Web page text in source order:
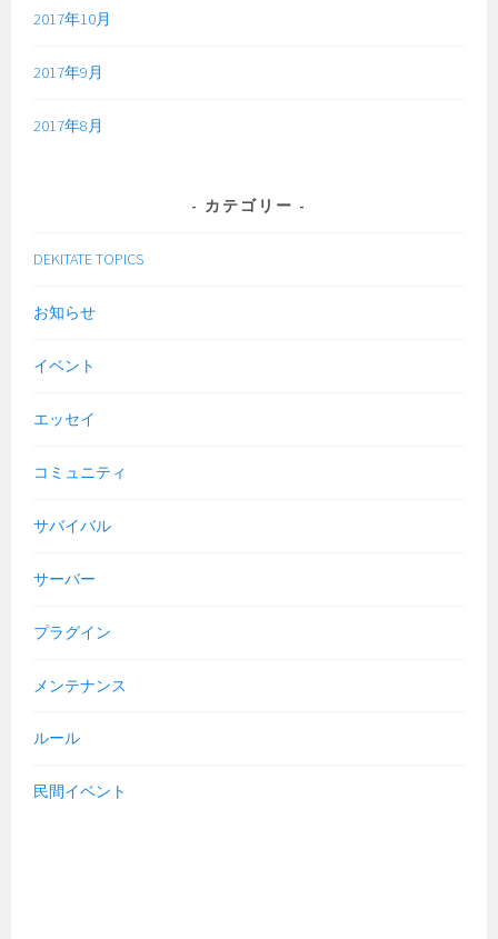
2017年10月
2017年9月
2017年8月
カテゴリー
DEKITATE TOPICS
お知らせ
イベント
エッセイ
コミュニティ
サバイバル
サーバー
プラグイン
メンテナンス
ルール
民間イベント